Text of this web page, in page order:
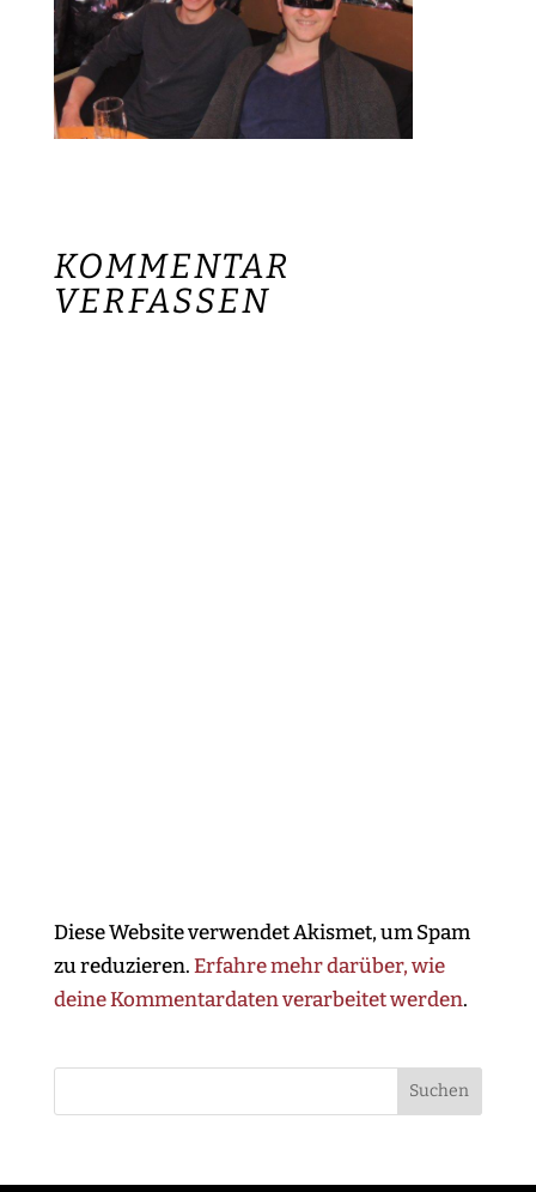
KOMMENTAR
VERFASSEN
Diese Website verwendet Akismet, um Spam
zu reduzieren.Erfahre mehr darüber, wie
deine Kommentardaten verarbeitet werden.